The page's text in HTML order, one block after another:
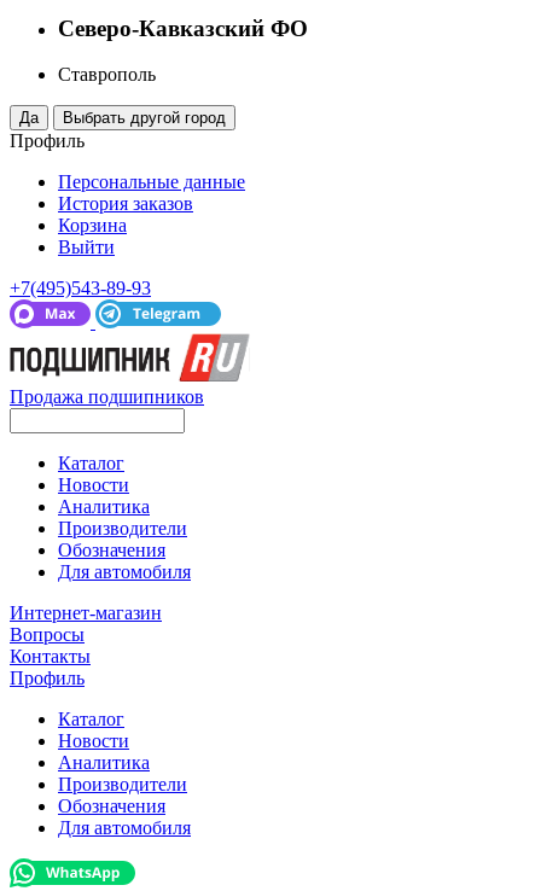
Северо-Кавказский ФО
Ставрополь
Профиль
Персональные данные
История заказов
Корзина
Выйти
+7(495)543-89-93
Продажа подшипников
Каталог
Новости
Аналитика
Производители
Обозначения
Для автомобиля
Интернет-магазин
Вопросы
Контакты
Профиль
Каталог
Новости
Аналитика
Производители
Обозначения
Для автомобиля